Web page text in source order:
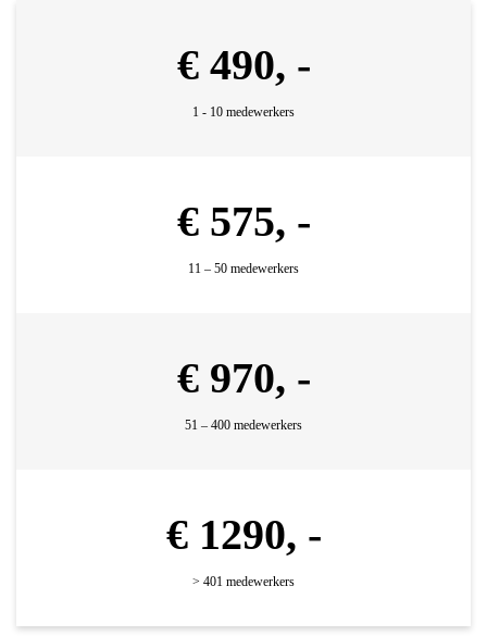
€ 490, -
1 - 10 medewerkers
€ 575, -
11 – 50 medewerkers
€ 970, -
51 – 400 medewerkers
€ 1290, -
> 401 medewerkers